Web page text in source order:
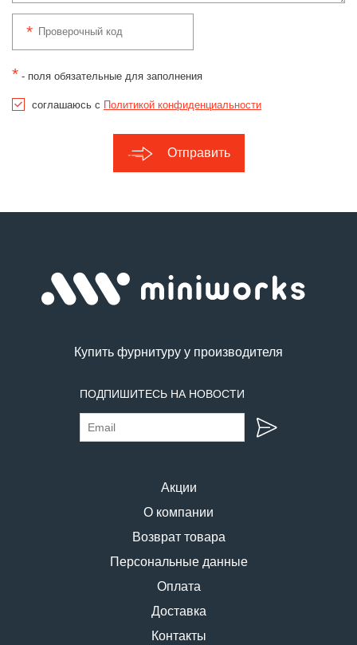
* - поля обязательные для заполнения
соглашаюсь с Политикой конфиденциальности
Отправить
Купить фурнитуру у производителя
ПОДПИШИТЕСЬ НА НОВОСТИ
Акции
О компании
Возврат товара
Персональные данные
Оплата
Доставка
Контакты